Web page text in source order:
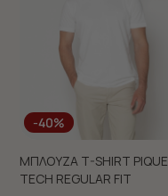
-40%
ΜΠΛΟΥΖΑ T-SHIRT PIQUE
TECH REGULAR FIT